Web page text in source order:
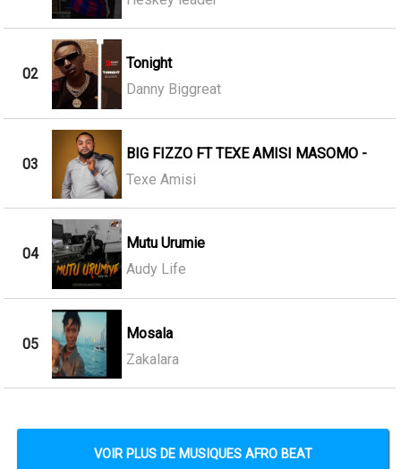
02
Tonight
Danny Biggreat
03
BIG FIZZO FT TEXE AMISI MASOMO -
Texe Amisi
04
Mutu Urumie
Audy Life
05
Mosala
Zakalara
VOIR PLUS DE MUSIQUES AFRO BEAT